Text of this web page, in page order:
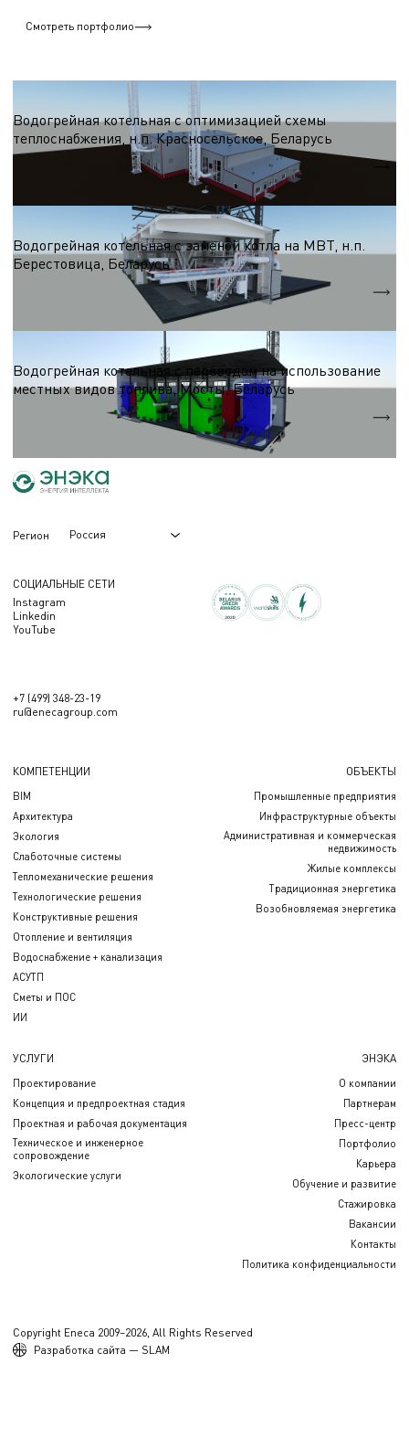
Смотреть портфолио
Водогрейные котельные на древесном топливе
Водогрейная котельная с оптимизацией схемы
теплоснабжения, н.п. Красносельское, Беларусь
Водогрейные котельные на древесном топливе
Водогрейная котельная с заменой котла на МВТ, н.п.
Берестовица, Беларусь
Водогрейные котельные на древесном топливе
Водогрейная котельная с переводом на использование
местных видов топлива, Мосты, Беларусь
Суммарная мощность
Регион Россия
СОЦИАЛЬНЫЕ СЕТИ
Instagram
Linkedin
YouTube
+7 (499) 348-23-19
ru@enecagroup.com
КОМПЕТЕНЦИИ
BIM
Архитектура
Экология
Слаботочные системы
Тепломеханические решения
Технологические решения
Конструктивные решения
Отопление и вентиляция
Водоснабжение + канализация
АСУТП
Сметы и ПОС
ИИ
ОБЪЕКТЫ
Промышленные предприятия
Инфраструктурные объекты
Административная и коммерческая
недвижимость
Жилые комплексы
Традиционная энергетика
Возобновляемая энергетика
УСЛУГИ
Проектирование
Концепция и предпроектная стадия
Проектная и рабочая документация
Техническое и инженерное
сопровождение
Экологические услуги
ЭНЭКА
О компании
Партнерам
Пресс-центр
Портфолио
Карьера
Обучение и развитие
Стажировка
Вакансии
Контакты
Политика конфиденциальности
Copyright Eneca 2009–2026, All Rights Reserved
Разработка сайта — SLAM